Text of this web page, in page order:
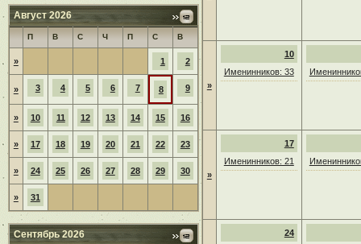
Август 2026
П В С Ч П С В
» 1 2
» 3 4 5 6 7 8 9
» 10 11 12 13 14 15 16
» 17 18 19 20 21 22 23
» 24 25 26 27 28 29 30
» 31
Сентябрь 2026
»
10
Именинников: 33
»
17
Именинников: 21
24